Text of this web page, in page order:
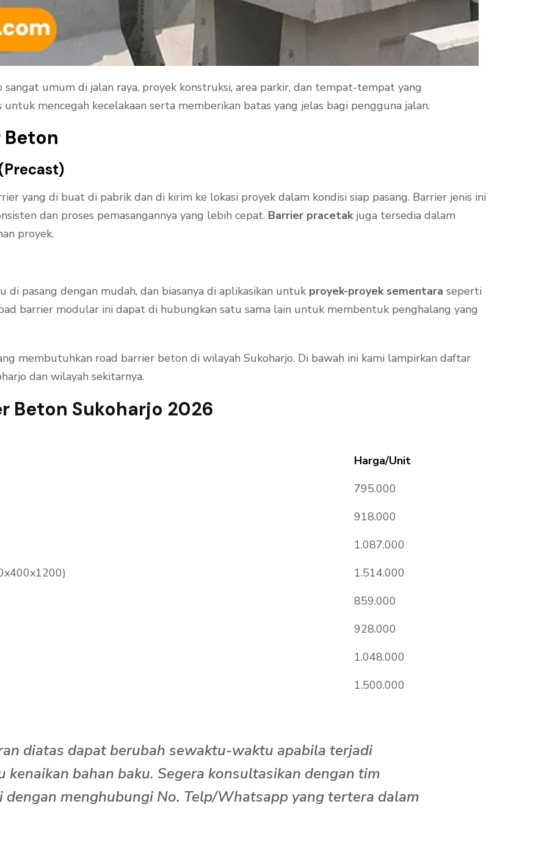
umum di jalan raya, proyek konstruksi, area parkir, dan tempat-tempat yang
mencegah kecelakaan serta memberikan batas yang jelas bagi pengguna jalan.
yang di buat di pabrik dan di kirim ke lokasi proyek dalam kondisi siap pasang. Barrier jenis ini
dan proses pemasangannya yang lebih cepat. Barrier pracetakjuga tersedia dalam
proyek.
di pasang dengan mudah, dan biasanya di aplikasikan untuk proyek-proyek sementara seperti
barrier modular ini dapat di hubungkan satu sama lain untuk membentuk penghalang yang
membutuhkan road barrier beton di wilayah Sukoharjo. Di bawah ini kami lampirkan daftar
dan wilayah sekitarnya.
Beton Sukoharjo 2026
Harga/Unit
795.000
918.000
1.087.000
1.514.000
859.000
928.000
1.048.000
1.500.000
diatas dapat berubah sewaktu-waktu apabila terjadi
kenaikan bahan baku. Segera konsultasikan dengan tim
dengan menghubungi No. Telp/Whatsapp yang tertera dalam